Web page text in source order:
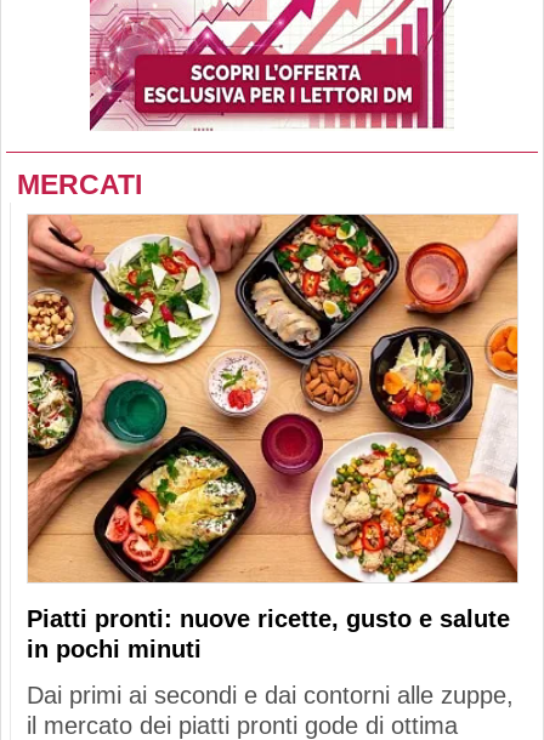
MERCATI
Piatti pronti: nuove ricette, gusto e salute
in pochi minuti
Dai primi ai secondi e dai contorni alle zuppe,
il mercato dei piatti pronti gode di ottima